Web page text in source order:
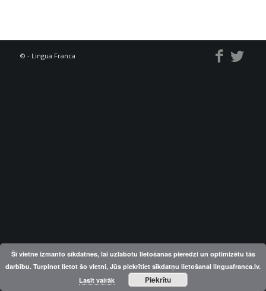
© - Lingua Franca
Šī vietne izmanto sīkdatnes, lai uzlabotu lietošanas pieredzi un optimizētu tās
darbību. Turpinot lietot šo vietni, Jūs piekrītiet sīkdatņu lietošanai linguafranca.lv.
Lasīt vairāk
Piekrītu